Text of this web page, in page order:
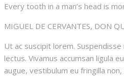
Every tooth in a man’s head is
MIGUEL DE CERVANTES, DON
Ut ac suscipit lorem.
lectus. Vivamus accumsan ligula
augue, vestibulum eu fringilla